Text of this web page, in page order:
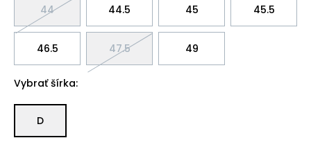
44 44.5 45 45.5
46.5 47.5 49
Vybrať šírka:
D